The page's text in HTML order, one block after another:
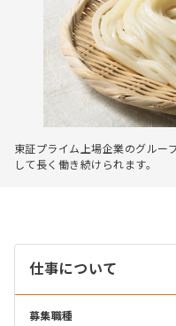
東証プライム上場企業のグルー
して長く働き続けられます。
仕事について
募集職種